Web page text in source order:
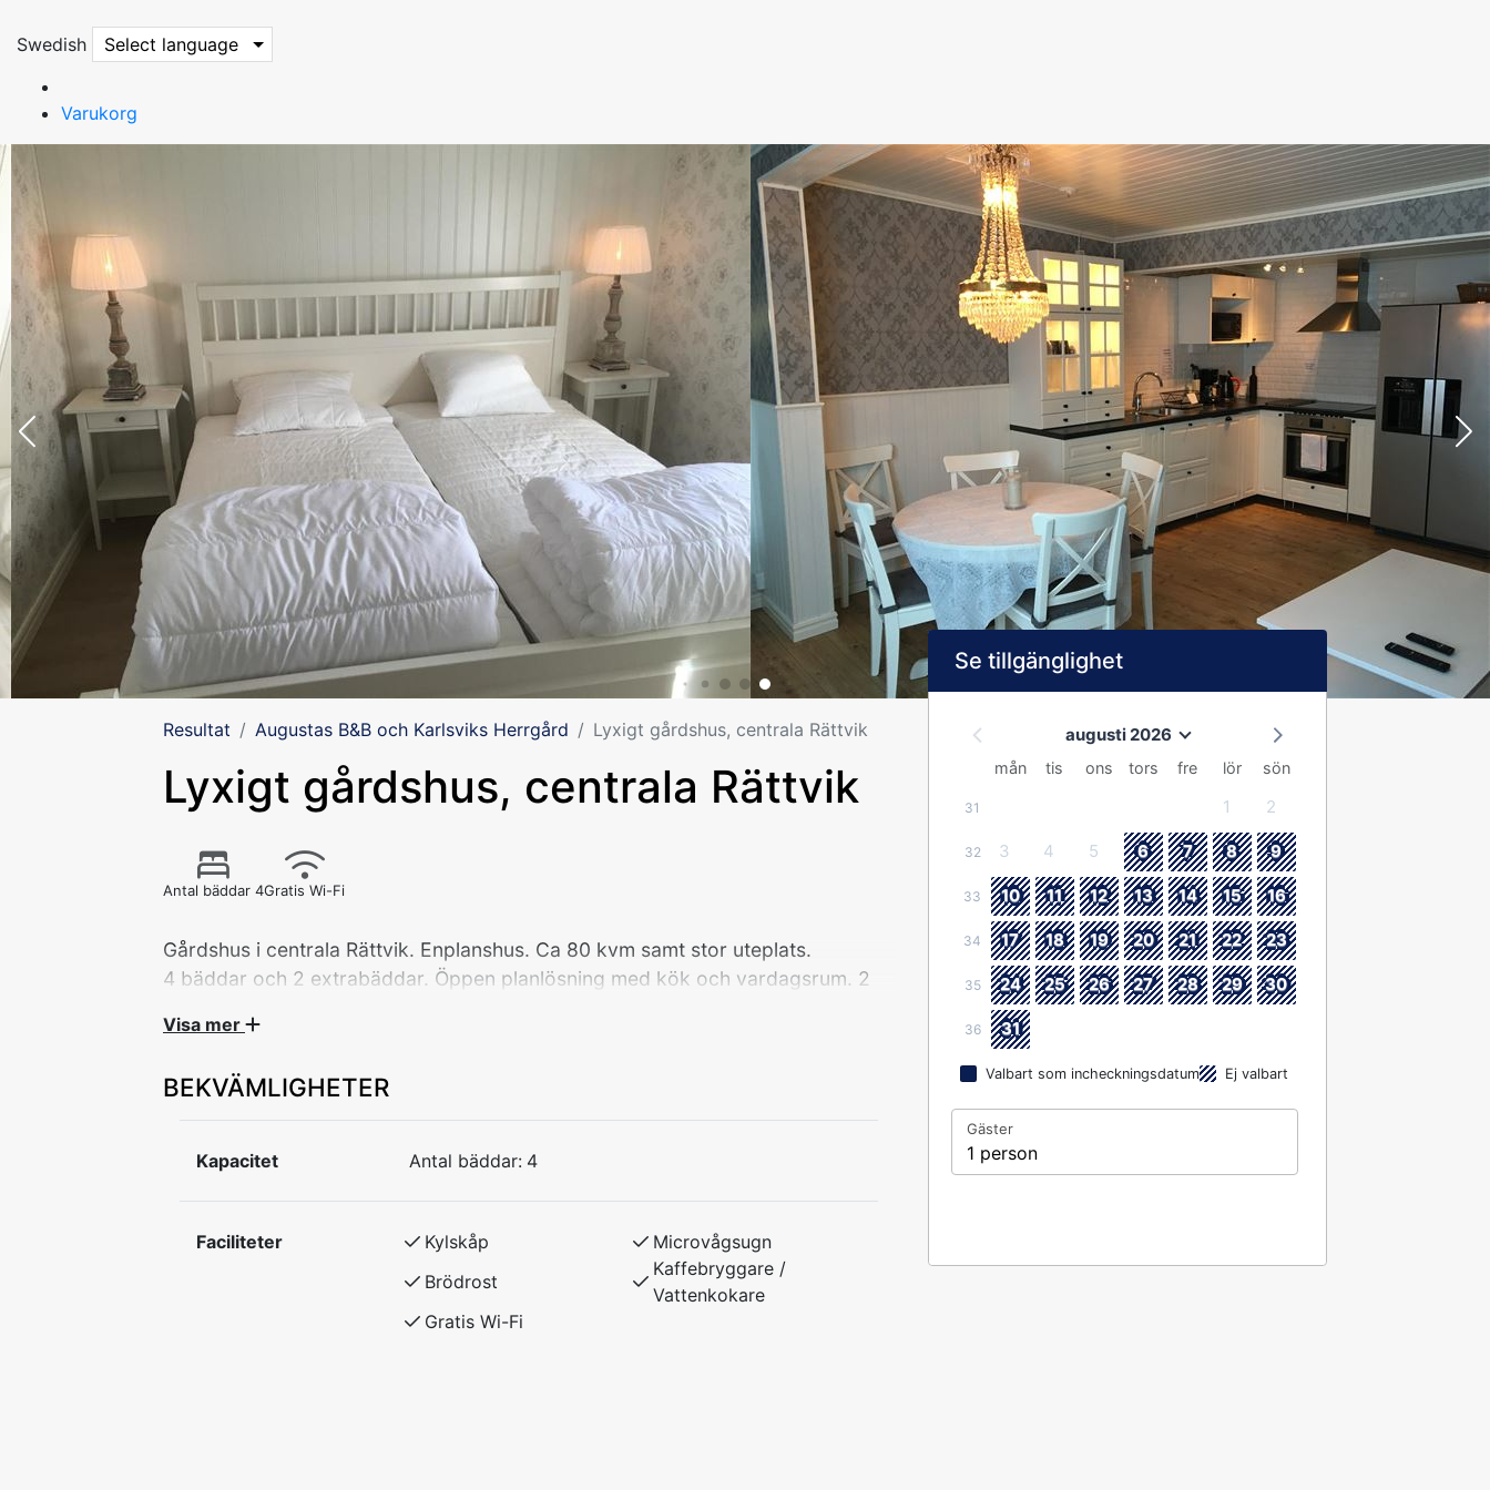
Swedish Select language
Varukorg
Resultat Augustas B&B och Karlsviks Herrgård Lyxigt gårdshus, centrala Rättvik
Lyxigt gårdshus, centrala Rättvik
Antal bäddar 4Gratis Wi-Fi
Gårdshus i centrala Rättvik. Enplanshus. Ca 80 kvm samt stor uteplats.
4 bäddar och 2 extrabäddar. Öppen planlösning med kök och vardagsrum. 2
Självhushåll eller Bed & Breakfast (mot tillägg).
Gårdshus i centrala Rättvik. Enplanshus. Ca 80 kvm samt stor uteplats.
med dubbelsäng i det ena och 2 enkelsängar i det andra. Extrabäddar i bäddsoffa i
vardagsrummet.
kaffebryggare, vattenkokare.
Huset är smakfullt inredd. Platt-TV med kanal 1, 2, 4. Fri WiFi.
För allas trevnad är rökning och husdjur ej tillåtet.
Visa mer
BEKVÄMLIGHETER
Kapacitet Antal bäddar: 4
Faciliteter Kylskåp
Microvågsugn
Brödrost
Kaffebryggare /
Vattenkokare
Gratis Wi-Fi
Se tillgänglighet
augusti 2026
mån tis ons tors fre lör sön
31 1 2
32 3 4 5 6 7 8 9
33 10 11 12 13 14 15 16
34 17 18 19 20 21 22 23
35 24 25 26 27 28 29 30
36 31
Valbart som incheckningsdatum Ej valbart
Gäster
1 person